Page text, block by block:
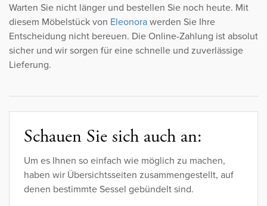
Warten Sie nicht länger und bestellen Sie noch heute. Mit
diesem Möbelstück von Eleonorawerden Sie Ihre
Entscheidung nicht bereuen. Die Online-Zahlung ist absolut
sicher und wir sorgen für eine schnelle und zuverlässige
Lieferung.
Schauen Sie sich auch an:
Um es Ihnen so einfach wie möglich zu machen,
haben wir Übersichtsseiten zusammengestellt, auf
denen bestimmte Sessel gebündelt sind.